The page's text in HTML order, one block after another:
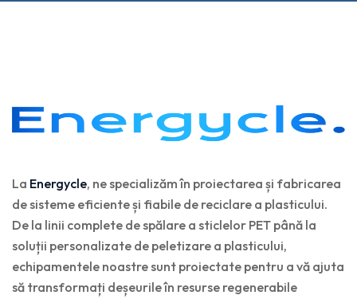
La Energycle, ne specializăm în proiectarea și fabricarea
de sisteme eficiente și fiabile de reciclare a plasticului.
De la linii complete de spălare a sticlelor PET până la
soluții personalizate de peletizare a plasticului,
echipamentele noastre sunt proiectate pentru a vă ajuta
să transformați deșeurile în resurse regenerabile